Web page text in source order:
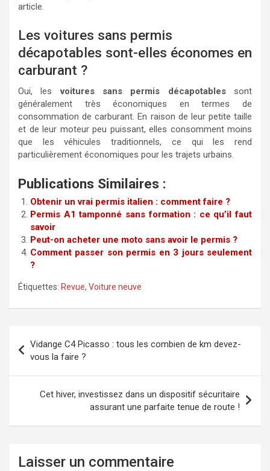
article.
Les voitures sans permis
décapotables sont-elles économes en
carburant ?
Oui, lesvoitures sans permis décapotablessont
généralement très économiques en termes de
consommation de carburant. En raison de leur petite taille
et de leur moteur peu puissant, elles consomment moins
que les véhicules traditionnels, ce qui les rend
particulièrement économiques pour les trajets urbains.
Publications Similaires :
Obtenir un vrai permis italien : comment faire ?
Permis A1 tamponné sans formation : ce qu’il faut
savoir
Peut-on acheter une moto sans avoir le permis ?
Comment passer son permis en 3 jours seulement
?
Étiquettes: Revue, Voiture neuve
de
l’article
Vidange C4 Picasso : tous les combien de km devez-
vous la faire ?
Cet hiver, investissez dans un dispositif sécuritaire
assurant une parfaite tenue de route !
Laisser un commentaire